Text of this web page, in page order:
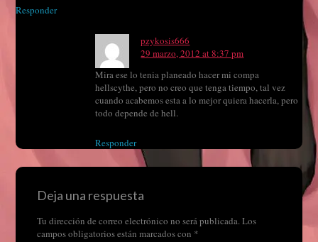
Responder
pzykosis666
29 marzo, 2012 at 8:37 pm
Mira ese lo tenia planeado hacer mi compa
hellscythe, pero no creo que tenga tiempo, tal vez
cuando acabemos esta a lo mejor quiera hacerla, pero
todo depende de hell.
Responder
Deja una respuesta
Tu dirección de correo electrónico no será publicada.Los
campos obligatorios están marcados con *